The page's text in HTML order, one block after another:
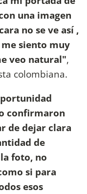
una imagen
no se ve así ,
siento muy
veo natural",
colombiana.
confirmaron
de dejar clara
de
foto, no
si para
esos